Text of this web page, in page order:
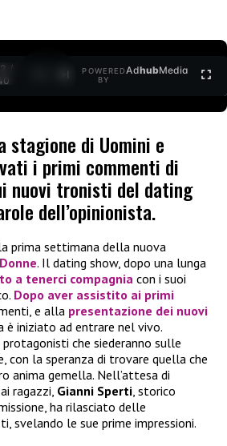
/
POWERED
BY
AdhubMedia
stagione di Uomini e
i primi commenti di
nuovi tronisti del dating
dell’opinionista.
prima settimana della nuova
. Il dating show, dopo una lunga
a tenerci compagnia con i suoi
Dopo aver assistito ai primi
e alla presentazione dei nuovi
è iniziato ad entrare nel vivo.
protagonisti che siederanno sulle
con la speranza di trovare quella che
anima gemella. Nell’attesa di
ragazzi, Gianni Sperti, storico
ha rilasciato delle
svelando le sue prime impressioni.